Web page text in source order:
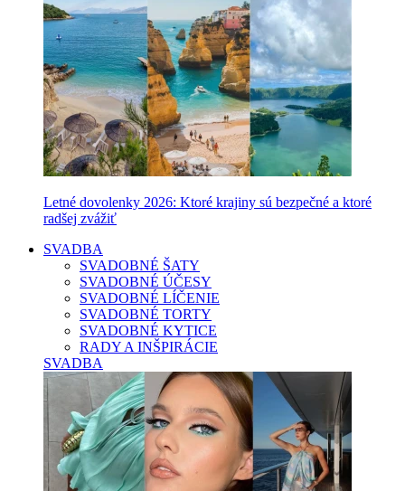
Letné dovolenky 2026: Ktoré krajiny sú bezpečné a ktoré
radšej zvážiť
SVADBA
SVADOBNÉ ŠATY
SVADOBNÉ ÚČESY
SVADOBNÉ LÍČENIE
SVADOBNÉ TORTY
SVADOBNÉ KYTICE
RADY A INŠPIRÁCIE
SVADBA